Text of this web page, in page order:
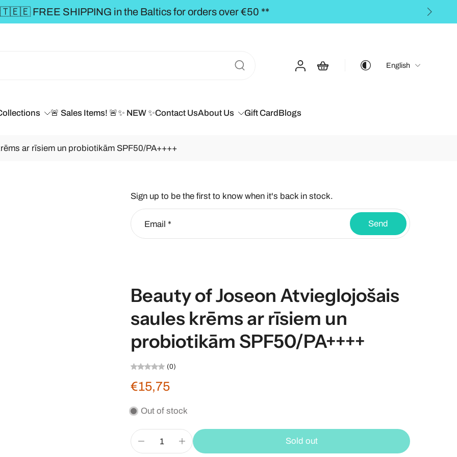
** FREE SHIPPING to the BALTICS for orders over €50,00 **
English
🚨 Sales Items! 🚨✨ NEW ✨Contact UsAbout Us Gift CardBlogs
ar rīsiem un probiotikām SPF50/PA++++
Sign up to be the first to know when it's back in stock.
Email * Send
Beauty of Joseon Atvieglojošais
saules krēms ar rīsiem un
probiotikām SPF50/PA++++
(0)
€15,75
Out of stock
Sold out